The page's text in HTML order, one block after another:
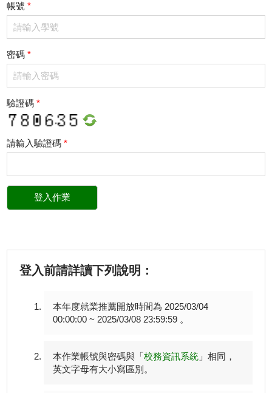
帳號*
密碼*
驗證碼*
請輸入驗證碼*
登入前請詳讀下列說明：
本年度就業推薦開放時間為 2025/03/04
00:00:00 ~ 2025/03/08 23:59:59 。
本作業帳號與密碼與「校務資訊系統 」相同，
英文字母有大小寫區別 。